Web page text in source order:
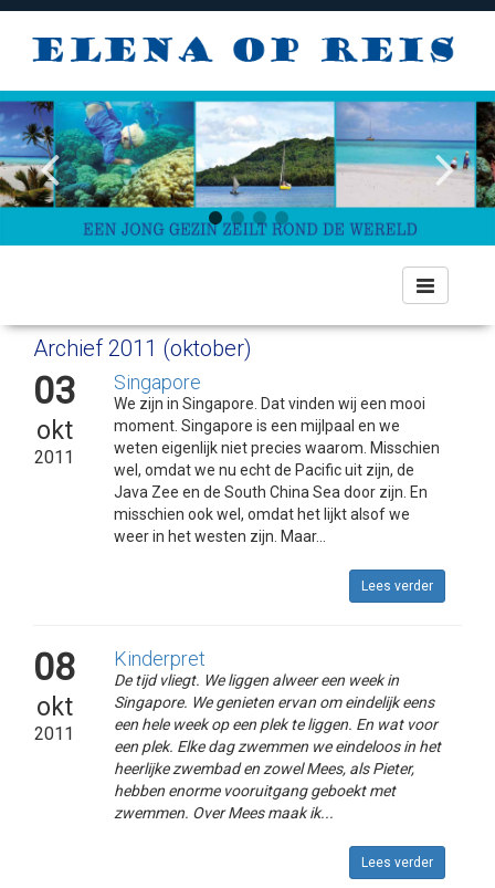
Toggle
navigation
Archief 2011 (oktober)
03
okt
2011
Singapore
We zijn in Singapore. Dat vinden wij een mooi
moment. Singapore is een mijlpaal en we
weten eigenlijk niet precies waarom. Misschien
wel, omdat we nu echt de Pacific uit zijn, de
Java Zee en de South China Sea door zijn. En
misschien ook wel, omdat het lijkt alsof we
weer in het westen zijn. Maar...
Lees verder
08
okt
2011
Kinderpret
De tijd vliegt. We liggen alweer een week in
Singapore. We genieten ervan om eindelijk eens
een hele week op een plek te liggen. En wat voor
een plek. Elke dag zwemmen we eindeloos in het
heerlijke zwembad en zowel Mees, als Pieter,
hebben enorme vooruitgang geboekt met
zwemmen. Over Mees maak ik...
Lees verder